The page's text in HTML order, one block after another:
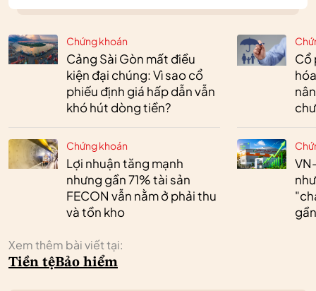
Chứng khoán
Cảng Sài Gòn mất điều
kiện đại chúng: Vì sao cổ
phiếu định giá hấp dẫn vẫn
khó hút dòng tiền?
Chứng khoán
Lợi nhuận tăng mạnh
nhưng gần 71% tài sản
FECON vẫn nằm ở phải thu
và tồn kho
Cổ
Xem thêm bài viết tại:
Tiền tệBảo hiểm